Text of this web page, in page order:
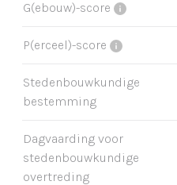
G(ebouw)-score
P(erceel)-score
Stedenbouwkundige
bestemming
Dagvaarding voor
stedenbouwkundige
overtreding